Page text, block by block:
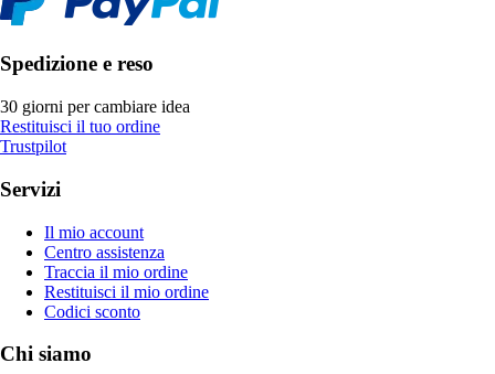
Spedizione e reso
30 giorni per cambiare idea
Restituisci il tuo ordine
Trustpilot
Servizi
Il mio account
Centro assistenza
Traccia il mio ordine
Restituisci il mio ordine
Codici sconto
Chi siamo